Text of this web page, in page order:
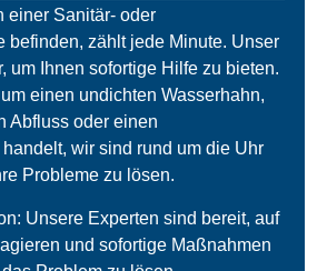
einer Sanitär- oder
befinden, zählt jede Minute. Unser
um Ihnen sofortige Hilfe zu bieten.
einen undichten Wasserhahn,
Abfluss oder einen
wir sind rund um die Uhr
Probleme zu lösen.
Unsere Experten sind bereit, auf
und sofortige Maßnahmen